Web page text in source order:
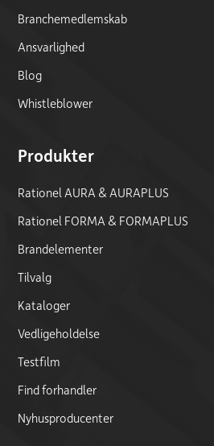
Branchemedlemskab
Ansvarlighed
Blog
Whistleblower
Produkter
Rationel AURA & AURAPLUS
Rationel FORMA & FORMAPLUS
Brandelementer
Tilvalg
Kataloger
Vedligeholdelse
Testfilm
Find forhandler
Nyhusproducenter